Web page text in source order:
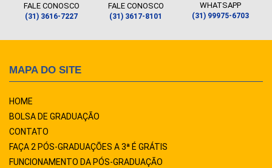
FALE CONOSCO
(31) 3616-7227
FALE CONOSCO
(31) 3617-8101
WHATSAPP
(31) 99975-6703
MAPA DO SITE
HOME
BOLSA DE GRADUAÇÃO
CONTATO
FAÇA 2 PÓS-GRADUAÇÕES A 3ª É GRÁTIS
FUNCIONAMENTO DA PÓS-GRADUAÇÃO